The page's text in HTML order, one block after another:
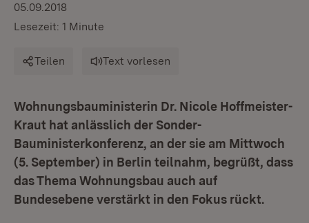
05.09.2018
Lesezeit: 1 Minute
Teilen Text vorlesen
Wohnungsbauministerin Dr. Nicole Hoffmeister-
Kraut hat anlässlich der Sonder-
Bauministerkonferenz, an der sie am Mittwoch
(5. September) in Berlin teilnahm, begrüßt, dass
das Thema Wohnungsbau auch auf
Bundesebene verstärkt in den Fokus rückt.